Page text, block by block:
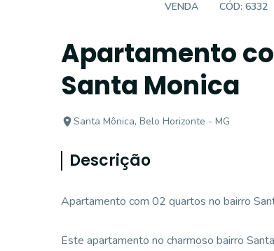
VENDA CÓD: 6332
Apartamento
Santa Monica
Santa Mônica, Belo Horizonte - MG
Descrição
Apartamento com 02 quartos no bairro
Este apartamento no charmoso bairro